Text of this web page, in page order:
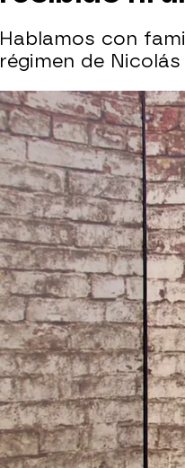
Hablamos con
régimen de
Puedes ver el
Raúl García